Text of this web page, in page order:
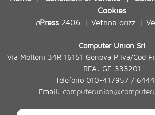
Cookies
nPress2406| Vetrina orizz|
Computer Union Srl
Via Molteni 34R 16151 Genova P.Iva/Cod
REA: GE-333201
Telefono 010-417957 /
Email: